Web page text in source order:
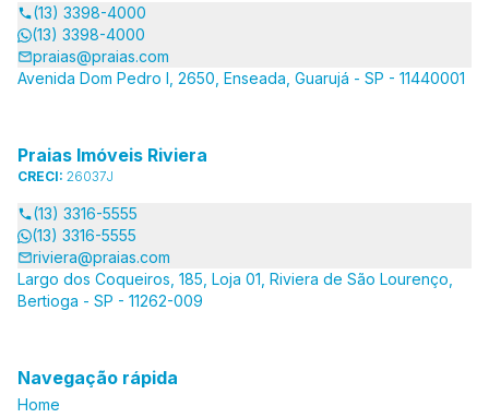
(13) 3398-4000
(13) 3398-4000
praias@praias.com
Avenida Dom Pedro I, 2650, Enseada, Guarujá - SP - 11440001
Praias Imóveis Riviera
CRECI: 26037J
(13) 3316-5555
(13) 3316-5555
riviera@praias.com
Largo dos Coqueiros, 185, Loja 01, Riviera de São Lourenço,
Bertioga - SP - 11262-009
Navegação rápida
Home